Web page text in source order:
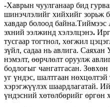
-Хаврын чуулганаар бид
шинэчлэлийг хийхийг зорьж
хавдар болоод байна.Тиймээс
эхний ээлжинд хэлэлцэнэ.
тусгаар тогтнол, хөгжил
зүйл, садаа нь авлига.
нэмэлт, өөрчлөлт оруулж
бодлогыг чангатгасан.
уг үндэс, шалтгаан
хэрэгжүүлэх шаардлагатай.
үндэсний хөтөлбөрийг өргөн